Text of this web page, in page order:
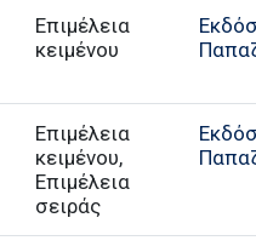
Επιμέλεια
κειμένου
Επιμέλεια
κειμένου,
Επιμέλεια
σειράς